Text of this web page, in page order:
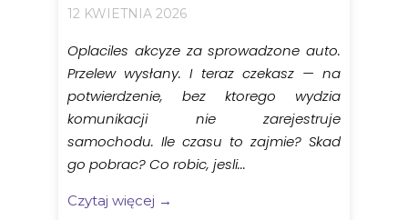
12 KWIETNIA 2026
Oplaciles akcyze za sprowadzone auto.
Przelew wysłany. I teraz czekasz — na
potwierdzenie, bez ktorego wydzia
komunikacji nie zarejestruje
samochodu. Ile czasu to zajmie? Skad
go pobrac? Co robic, jesli...
Czytaj więcej →